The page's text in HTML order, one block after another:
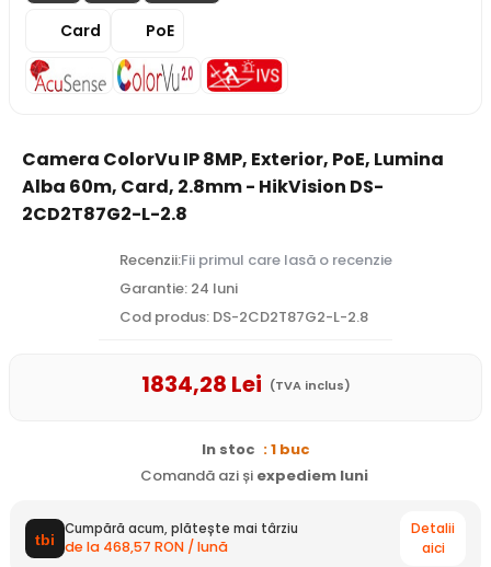
Card
PoE
Camera ColorVu IP 8MP, Exterior, PoE, Lumina
Alba 60m, Card, 2.8mm - HikVision DS-
2CD2T87G2-L-2.8
Recenzii:Fii primul care lasă o recenzie
Garantie: 24 luni
Cod produs: DS-2CD2T87G2-L-2.8
1834,28 Lei (TVA inclus)
In stoc : 1 buc
Comandă azi și expediem luni
Cumpără acum, plătește mai târziu
de la 468,57 RON / lună
Detalii
aici